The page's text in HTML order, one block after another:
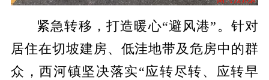
紧急转移，打造暖心“避风港”。针对
居住在切坡建房、低洼地带及危房中的群
众，西河镇坚决落实“应转尽转、应转早